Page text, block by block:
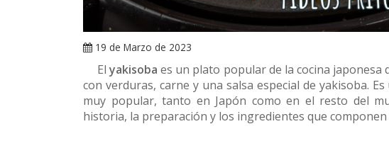
19 de Marzo de 2023
Elyakisobaes un plato popular de la cocina japonesa
con verduras, carne y una salsa especial de yakisoba.
muy popular, tanto en Japón como en el resto del
historia, la preparación y los ingredientes que componen